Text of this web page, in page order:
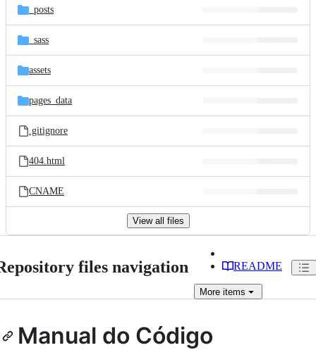
_posts
_sass
assets
pages_data
.gitignore
404.html
CNAME
View all files
files navigation README
More items
Manual do Código